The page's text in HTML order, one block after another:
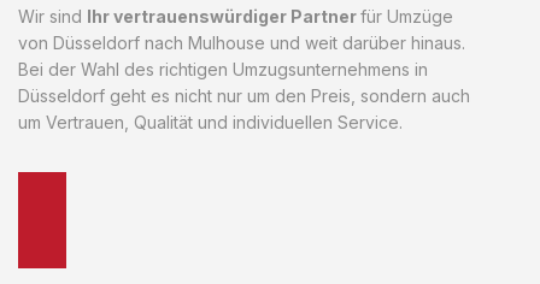
Wir sind Ihr vertrauenswürdiger Partnerfür Umzüge
von Düsseldorf nach Mulhouse und weit darüber hinaus.
Bei der Wahl des richtigen Umzugsunternehmens in
Düsseldorf geht es nicht nur um den Preis, sondern auch
um Vertrauen, Qualität und individuellen Service.